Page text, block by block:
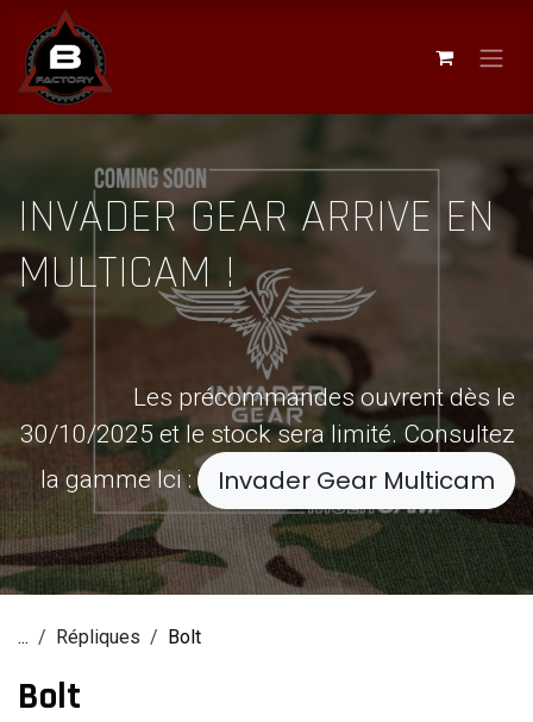
Se rendre au contenu
INVADER GEAR ARRIVE EN
MULTICAM !
Les précommandes ouvrent dès le
30/10/2025 et le stock sera limité. Consultez
la gamme Ici :
Invader Gear Multicam
... Répliques Bolt
Bolt